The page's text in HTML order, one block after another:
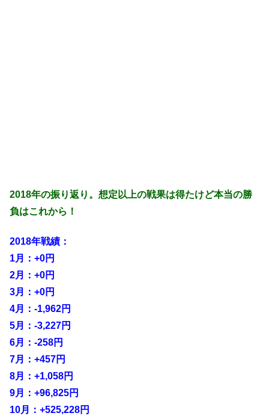
2018年の振り返り。想定以上の戦果は得たけど本当の勝
負はこれから！
2018年戦績：
1月：+0円
2月：+0円
3月：+0円
4月：-1,962円
5月：-3,227円
6月：-258円
7月：+457円
8月：+1,058円
9月：+96,825円
10月：+525,228円